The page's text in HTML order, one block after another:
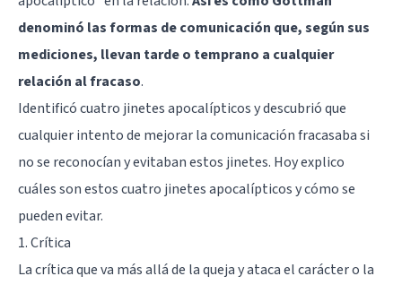
denominó las formas de comunicación que, según sus
mediciones, llevan tarde o temprano a cualquier
relación al fracaso.
Identificó cuatro jinetes apocalípticos y descubrió que
cualquier intento de mejorar la comunicación fracasaba si
no se reconocían y evitaban estos jinetes. Hoy explico
cuáles son estos cuatro jinetes apocalípticos y cómo se
pueden evitar.
1. Crítica
La crítica que va más allá de la queja y ataca el carácter o la